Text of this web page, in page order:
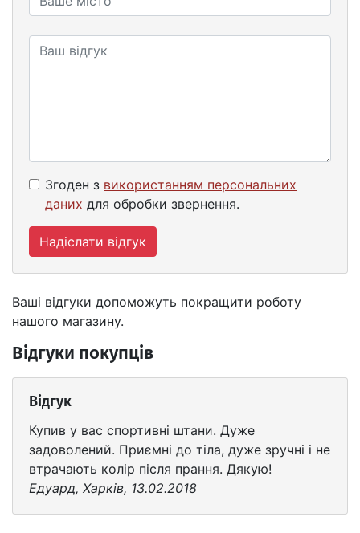
Згоден з використанням персональних
даних для обробки звернення.
Надіслати відгук
Ваші відгуки допоможуть покращити роботу
нашого магазину.
Відгуки покупців
Відгук
Купив у вас спортивні штани. Дуже
задоволений. Приємні до тіла, дуже зручні і не
втрачають колір після прання. Дякую!
Едуард, Харків, 13.02.2018